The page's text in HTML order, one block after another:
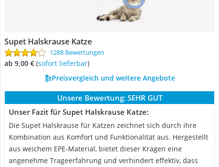
Supet Halskrause Katze
1288 Bewertungen
ab 9,00 € ( Sofort lieferbar)
Preisvergleich und weitere Angebote
Unsere Bewertung: SEHR GUT
Unser Fazit für Supet Halskrause Katze:
Die Supet Halskrause für Katzen zeichnet sich durch ihre
Kombination aus Komfort und Funktionalität aus. Hergestellt
aus weichem EPE-Material, bietet dieser Kragen eine
angenehme Trageerfahrung und verhindert effektiv, dass